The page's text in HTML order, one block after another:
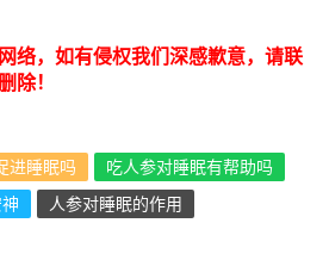
络，如有侵权我们深感歉意，请联
除！
进睡眠吗
吃人参对睡眠有帮助吗
人参对睡眠的作用